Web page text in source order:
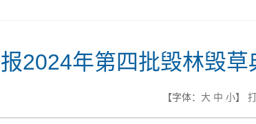
2024年第四批毁林毁草
【字体： 大 中 小】